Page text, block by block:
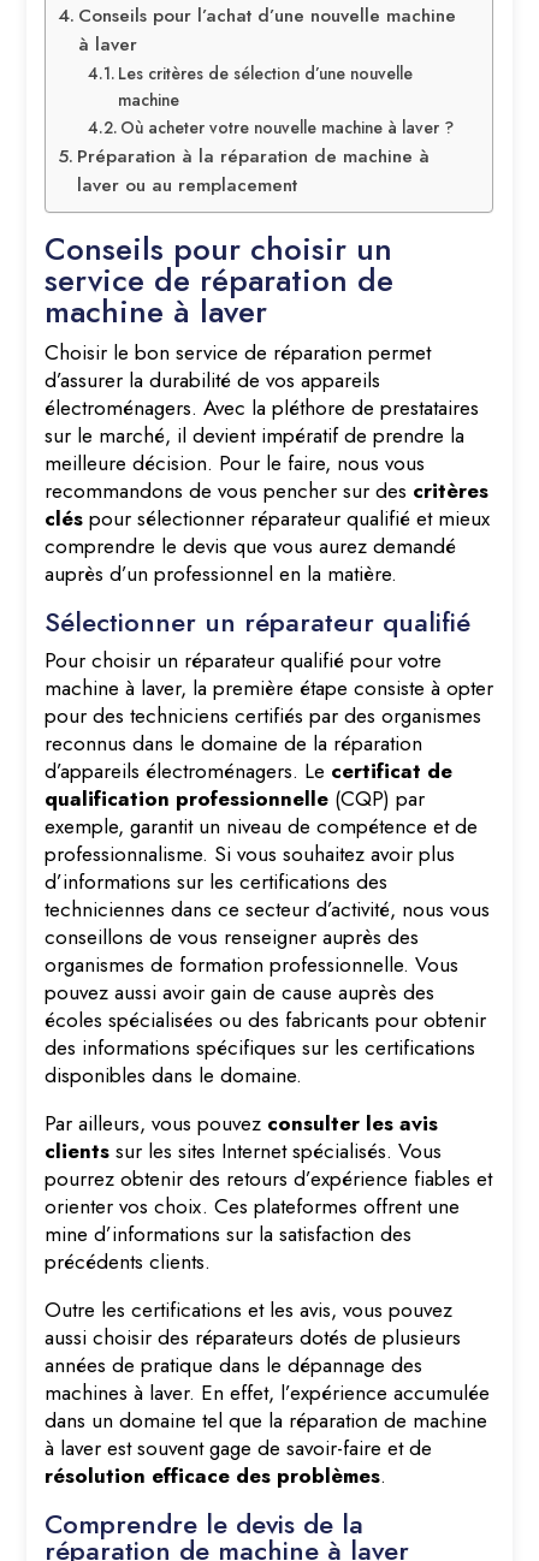
Conseils pour l’achat d’une nouvelle machine
à laver
Les critères de sélection d’une nouvelle
machine
Où acheter votre nouvelle machine à laver ?
Préparation à la réparation de machine à
laver ou au remplacement
Conseils pour choisir un
service de réparation de
machine à laver
Choisir le bon service de réparation permet
d’assurer la durabilité de vos appareils
électroménagers. Avec la pléthore de prestataires
sur le marché, il devient impératif de prendre la
meilleure décision. Pour le faire, nous vous
recommandons de vous pencher sur des critères
cléspour sélectionner réparateur qualifié et mieux
comprendre le devis que vous aurez demandé
auprès d’un professionnel en la matière.
Sélectionner un réparateur qualifié
Pour choisir un réparateur qualifié pour votre
machine à laver, la première étape consiste à opter
pour des techniciens certifiés par des organismes
reconnus dans le domaine de la réparation
d’appareils électroménagers. Le certificat de
qualification professionnelle (CQP) par
exemple, garantit un niveau de compétence et de
professionnalisme. Si vous souhaitez avoir plus
d’informations sur les certifications des
techniciennes dans ce secteur d’activité, nous vous
conseillons de vous renseigner auprès des
organismes de formation professionnelle. Vous
pouvez aussi avoir gain de cause auprès des
écoles spécialisées ou des fabricants pour obtenir
des informations spécifiques sur les certifications
disponibles dans le domaine.
Par ailleurs, vous pouvez consulter les avis
clientssur les sites Internet spécialisés. Vous
pourrez obtenir des retours d’expérience fiables et
orienter vos choix. Ces plateformes offrent une
mine d’informations sur la satisfaction des
précédents clients.
Outre les certifications et les avis, vous pouvez
aussi choisir des réparateurs dotés de plusieurs
années de pratique dans le dépannage des
machines à laver. En effet, l’expérience accumulée
dans un domaine tel que la réparation de machine
à laver est souvent gage de savoir-faire et de
résolution efficace des problèmes.
Comprendre le devis de la
réparation de machine à laver